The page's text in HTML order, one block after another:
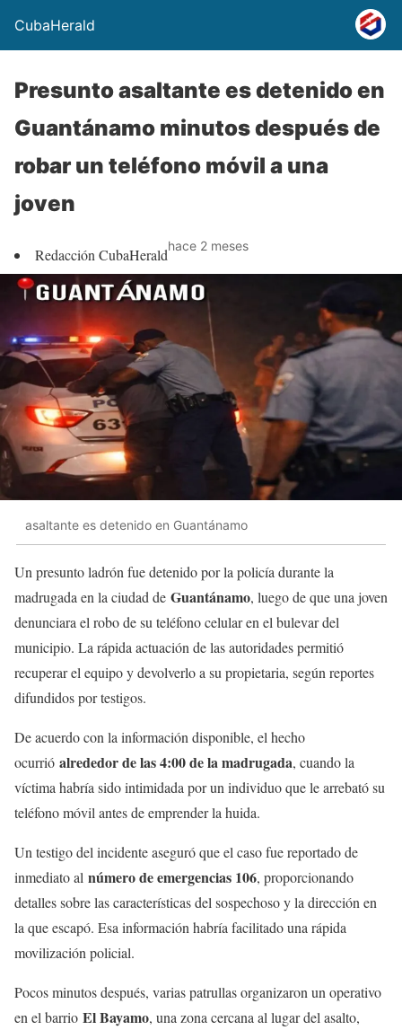
CubaHerald
Presunto asaltante es detenido en
Guantánamo minutos después de
robar un teléfono móvil a una
joven
Redacción CubaHeraldhace 2 meses
asaltante es detenido en Guantánamo
Un presunto ladrón fue detenido por la policía durante la
madrugada en la ciudad de Guantánamo, luego de que una joven
denunciara el robo de su teléfono celular en el bulevar del
municipio. La rápida actuación de las autoridades permitió
recuperar el equipo y devolverlo a su propietaria, según reportes
difundidos por testigos.
De acuerdo con la información disponible, el hecho
ocurrió alrededor de las 4:00 de la madrugada, cuando la
víctima habría sido intimidada por un individuo que le arrebató su
teléfono móvil antes de emprender la huida.
Un testigo del incidente aseguró que el caso fue reportado de
inmediato al número de emergencias 106, proporcionando
detalles sobre las características del sospechoso y la dirección en
la que escapó. Esa información habría facilitado una rápida
movilización policial.
Pocos minutos después, varias patrullas organizaron un operativo
en el barrio El Bayamo, una zona cercana al lugar del asalto,